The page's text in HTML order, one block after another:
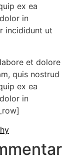
ex ea
in
incididunt ut
et dolore
quis nostrud
ex ea
in